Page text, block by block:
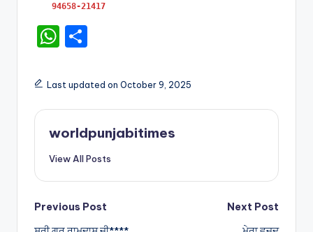
   94658-21417
W
a
ts
A
p
ar
e
Last updated on October 9, 2025
worldpunjabitimes
View All Posts
Post
Previous Post
Next Post